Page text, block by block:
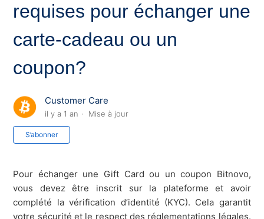
requises pour échanger une
carte-cadeau ou un
coupon?
Customer Care
il y a 1 an Mise à jour
S’abonner
Pour échanger une Gift Card ou un coupon Bitnovo,
vous devez être inscrit sur la plateforme et avoir
complété la vérification d’identité (KYC). Cela garantit
votre sécurité et le respect des réglementations légales.